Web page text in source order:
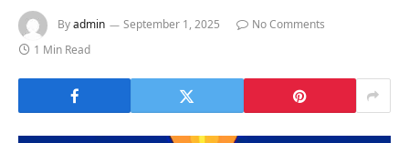
Byadmin September 1, 2025
No Comments
1 Min Read